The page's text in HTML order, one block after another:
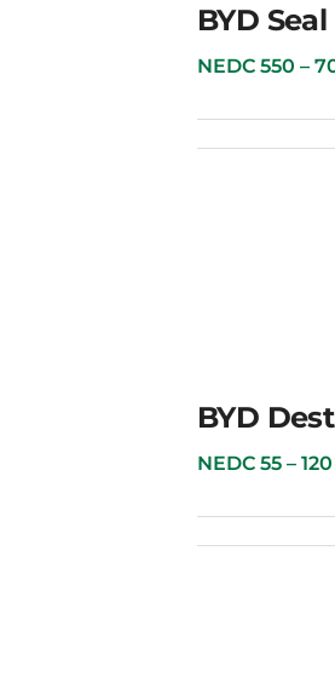
BYD Seal
NEDC 550 –
BYD
NEDC 55 –